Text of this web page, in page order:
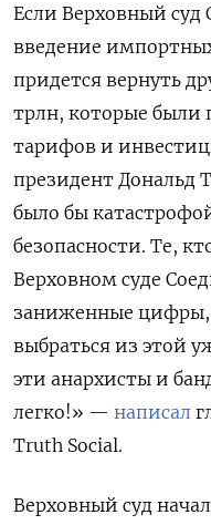
Если Верховный
введение
придется вернуть
трлн, которые были
тарифов и
президент Дональд
было бы
безопасности. Те,
Верховном суде
заниженные цифры,
выбраться из этой
эти анархисты и
легко!» — написал
Truth Social.
Верховный суд